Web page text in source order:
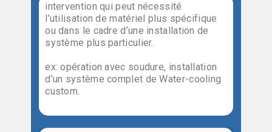
intervention qui peut nécessité
l’utilisation de matériel plus spécifique
ou dans le cadre d’une installation de
système plus particulier.
ex: opération avec soudure, installation
d’un système complet de Water-cooling
custom.